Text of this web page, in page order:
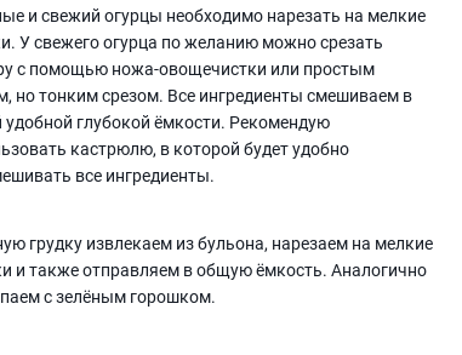
и свежий огурцы необходимо нарезать на мелкие
У свежего огурца по желанию можно срезать
с помощью ножа-овощечистки или простым
но тонким срезом. Все ингредиенты смешиваем в
удобной глубокой ёмкости. Рекомендую
кастрюлю, в которой будет удобно
все ингредиенты.
грудку извлекаем из бульона, нарезаем на мелкие
и также отправляем в общую ёмкость. Аналогично
с зелёным горошком.